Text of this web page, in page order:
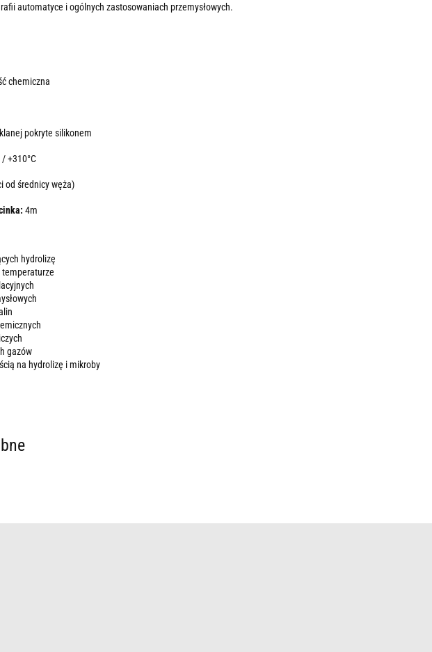
automatyce i ogólnych zastosowaniach przemysłowych.
chemiczna
pokryte silikonem
/ +310°C
od średnicy węża)
4m
hydrolizę
temperaturze
gazów
na hydrolizę i mikroby